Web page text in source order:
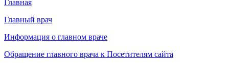
Главная
Главный врач
Информация о главном враче
Обращение главного врача к Посетителям сайта